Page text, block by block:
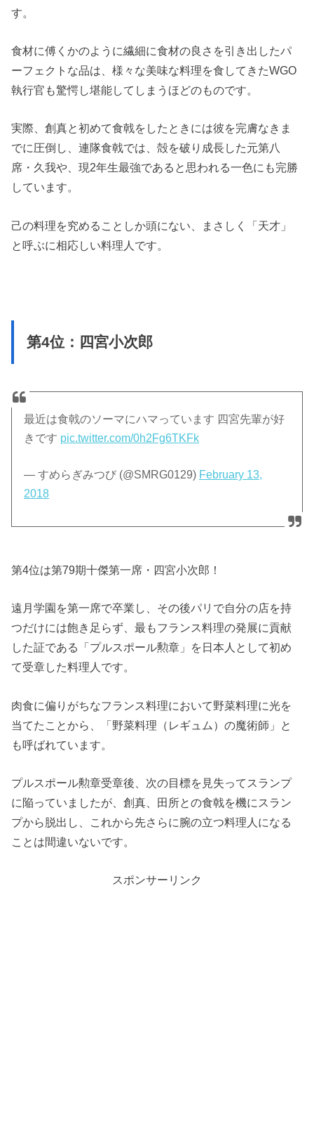
す。
食材に傅くかのように繊細に食材の良さを引き出したパ
ーフェクトな品は、様々な美味な料理を食してきたWGO
執行官も驚愕し堪能してしまうほどのものです。
実際、創真と初めて食戟をしたときには彼を完膚なきま
でに圧倒し、連隊食戟では、殻を破り成長した元第八
席・久我や、現2年生最強であると思われる一色にも完勝
しています。
己の料理を究めることしか頭にない、まさしく「天才」
と呼ぶに相応しい料理人です。
第4位：四宮小次郎
最近は食戟のソーマにハマっています 四宮先輩が好
きです pic.twitter.com/0h2Fg6TKFk
— すめらぎみつび (@SMRG0129) February 13,
2018
第4位は第79期十傑第一席・四宮小次郎！
遠月学園を第一席で卒業し、その後パリで自分の店を持
つだけには飽き足らず、最もフランス料理の発展に貢献
した証である「プルスポール勲章」を日本人として初め
て受章した料理人です。
肉食に偏りがちなフランス料理において野菜料理に光を
当てたことから、「野菜料理（レギュム）の魔術師」と
も呼ばれています。
プルスポール勲章受章後、次の目標を見失ってスランプ
に陥っていましたが、創真、田所との食戟を機にスラン
プから脱出し、これから先さらに腕の立つ料理人になる
ことは間違いないです。
スポンサーリンク